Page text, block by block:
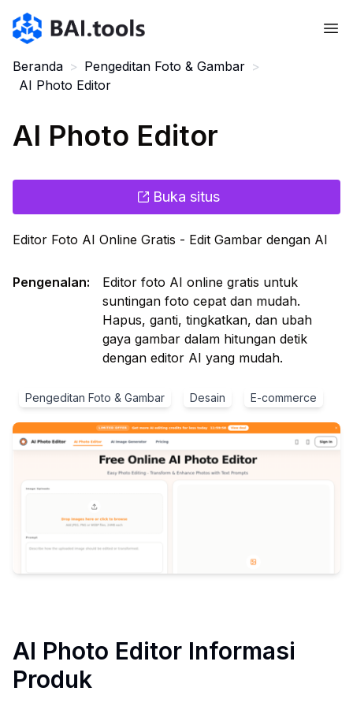
Bai.tools
Beranda > Pengeditan Foto & Gambar >
AI Photo Editor
AI Photo Editor
Buka situs
Editor Foto AI Online Gratis - Edit Gambar dengan AI
Pengenalan:
Editor foto AI online gratis untuk
suntingan foto cepat dan mudah.
Hapus, ganti, tingkatkan, dan ubah
gaya gambar dalam hitungan detik
dengan editor AI yang mudah.
Pengeditan Foto & Gambar Desain E-commerce
AI Photo Editor Informasi
Produk